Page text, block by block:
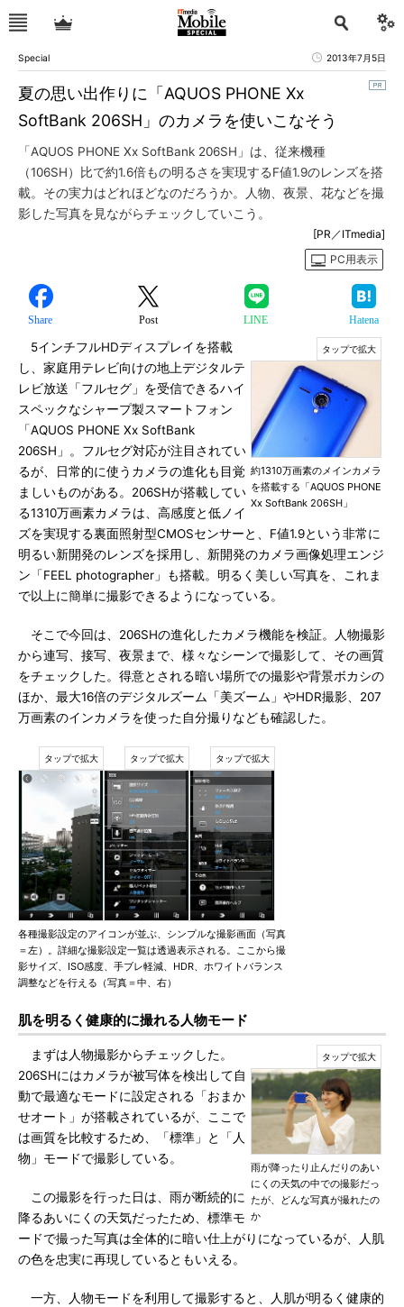
Special 2013年7月5日
夏の思い出作りに「AQUOS PHONE Xx
SoftBank 206SH」のカメラを使いこなそう
「AQUOS PHONE Xx SoftBank 206SH」は、従来機種
（106SH）比で約1.6倍もの明るさを実現するF値1.9のレンズを搭
載。その実力はどれほどなのだろうか。人物、夜景、花などを撮
影した写真を見ながらチェックしていこう。
[PR／ITmedia]
PC用表示
Share Post LINE Hatena
約1310万画素のメインカメラ
を搭載する「AQUOS PHONE
Xx SoftBank 206SH」
5インチフルHDディスプレイを搭載
し、家庭用テレビ向けの地上デジタルテ
レビ放送「フルセグ」を受信できるハイ
スペックなシャープ製スマートフォン
「AQUOS PHONE Xx SoftBank
206SH」。フルセグ対応が注目されてい
るが、日常的に使うカメラの進化も目覚
ましいものがある。206SHが搭載してい
る1310万画素カメラは、高感度と低ノイ
ズを実現する裏面照射型CMOSセンサーと、F値1.9という非常に
明るい新開発のレンズを採用し、新開発のカメラ画像処理エンジ
ン「FEEL photographer」も搭載。明るく美しい写真を、これま
で以上に簡単に撮影できるようになっている。
そこで今回は、206SHの進化したカメラ機能を検証。人物撮影
から連写、接写、夜景まで、様々なシーンで撮影して、その画質
をチェックした。得意とされる暗い場所での撮影や背景ボカシの
ほか、最大16倍のデジタルズーム「美ズーム」やHDR撮影、207
万画素のインカメラを使った自分撮りなども確認した。
各種撮影設定のアイコンが並ぶ、シンプルな撮影画面（写真
＝左）。詳細な撮影設定一覧は透過表示される。ここから撮
影サイズ、ISO感度、手ブレ軽減、HDR、ホワイトバランス
調整などを行える（写真＝中、右）
肌を明るく健康的に撮れる人物モード
雨が降ったり止んだりのあい
にくの天気の中での撮影だっ
たが、どんな写真が撮れたの
か
まずは人物撮影からチェックした。
206SHにはカメラが被写体を検出して自
動で最適なモードに設定される「おまか
せオート」が搭載されているが、ここで
は画質を比較するため、「標準」と「人
物」モードで撮影している。
この撮影を行った日は、雨が断続的に
降るあいにくの天気だったため、標準モ
ードで撮った写真は全体的に暗い仕上がりになっているが、人肌
の色を忠実に再現しているともいえる。
一方、人物モードを利用して撮影すると、人肌が明るく健康的